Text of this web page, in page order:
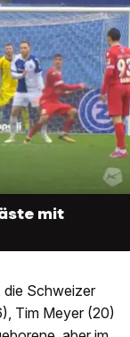
mit
die Schweizer
Tim Meyer (20)